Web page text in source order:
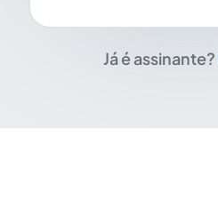
Já é assinante?